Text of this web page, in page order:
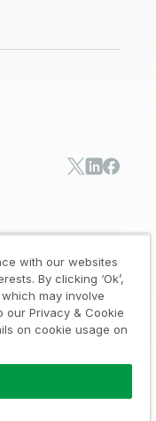
ー通知 / 商標 /
扱い申請
with our websites
By clicking ‘Ok’,
may involve
our Privacy & Cookie
on cookie usage on